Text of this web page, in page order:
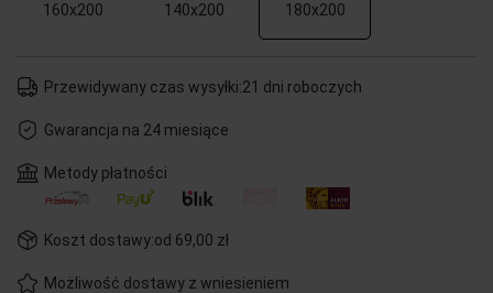
160x200 140x200 180x200
Przewidywany czas wysyłki:21 dni roboczych
Gwarancja na 24 miesiące
Metody płatności
Koszt dostawy:od 69,00 zł
Możliwość dostawy z wniesieniem